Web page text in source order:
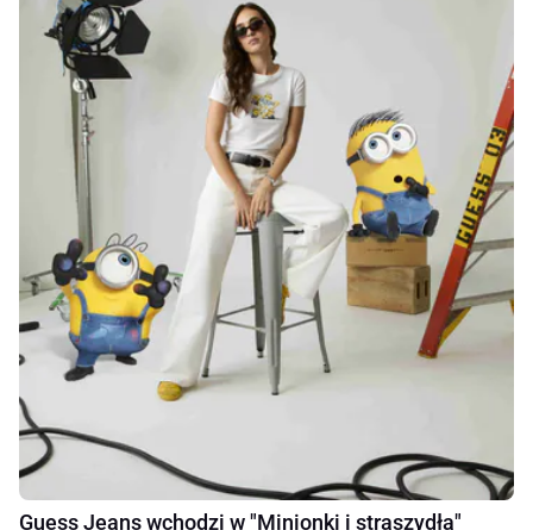
Guess Jeans wchodzi w "Minionki i straszydła"